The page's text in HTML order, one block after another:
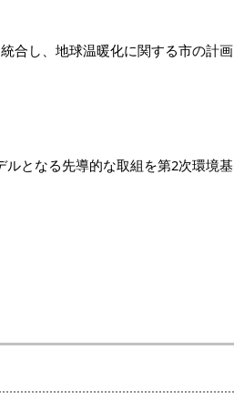
合し、地球温暖化に関する市の計画
となる先導的な取組を第2次環境基